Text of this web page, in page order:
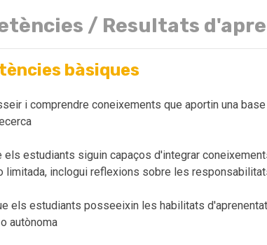
/ Resultats
bàsiques
i comprendre coneixements que aportin una
els estudiants siguin capaços d'integrar
limitada, inclogui reflexions sobre les
els estudiants posseeixin les habilitats
autònoma